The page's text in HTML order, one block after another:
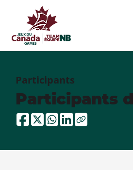
Participants
Participants